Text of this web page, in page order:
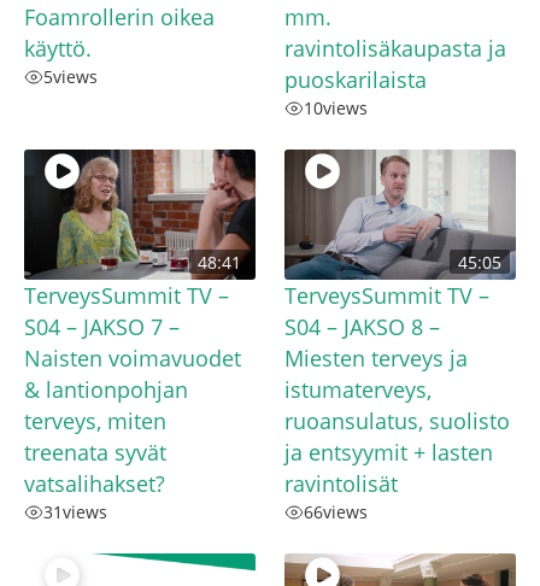
Foamrollerin oikea
käyttö.
5views
mm.
ravintolisäkaupasta ja
puoskarilaista
10views
48:41
TerveysSummit TV –
S04 – JAKSO 7 –
Naisten voimavuodet
& lantionpohjan
terveys, miten
treenata syvät
vatsalihakset?
31views
45:05
TerveysSummit TV –
S04 – JAKSO 8 –
Miesten terveys ja
istumaterveys,
ruoansulatus, suolisto
ja entsyymit + lasten
ravintolisät
66views